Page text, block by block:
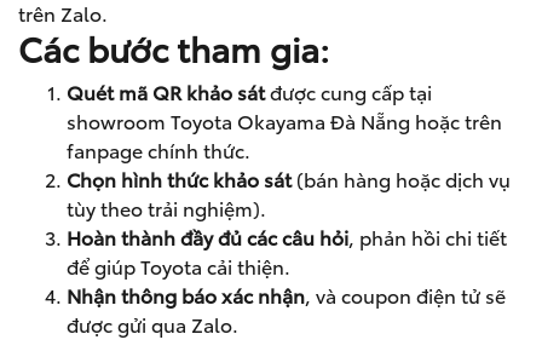
trên Zalo.
Các bước tham gia:
Quét mã QR khảo sátđược cung cấp tại
showroom Toyota Okayama Đà Nẵng hoặc trên
fanpage chính thức.
Chọn hình thức khảo sát(bán hàng hoặc dịch vụ
tùy theo trải nghiệm).
Hoàn thành đầy đủ các câu hỏi, phản hồi chi tiết
để giúp Toyota cải thiện.
Nhận thông báo xác nhận, và coupon điện tử sẽ
được gửi qua Zalo.